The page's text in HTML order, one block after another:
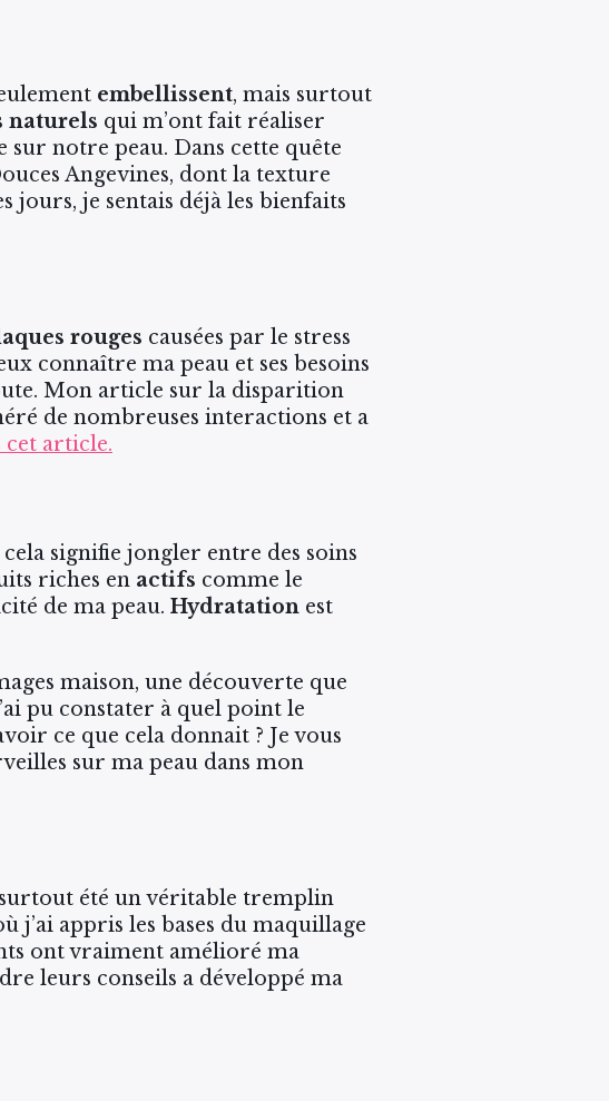
embellissent, mais surtout
naturels qui m’ont fait réaliser
sur notre peau. Dans cette quête
Angevines, dont la texture
jours, je sentais déjà les bienfaits
rouges causées par le stress
connaître ma peau et ses besoins
Mon article sur la disparition
de nombreuses interactions et a
cet article.
signifie jongler entre des soins
riches en actifs comme le
de ma peau. Hydratation est
maison, une découverte que
pu constater à quel point le
ce que cela donnait ? Je vous
sur ma peau dans mon
surtout été un véritable tremplin
j’ai appris les bases du maquillage
ont vraiment amélioré ma
leurs conseils a développé ma